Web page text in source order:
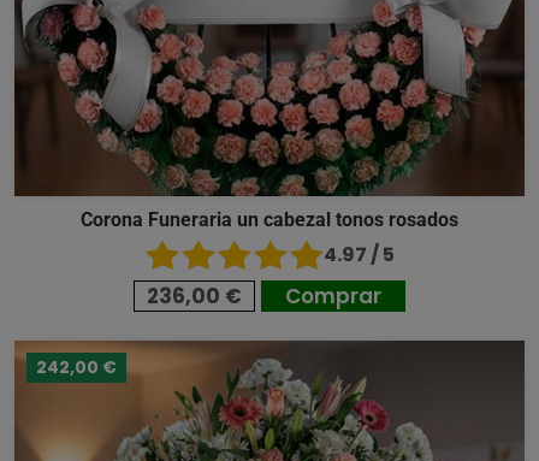
Corona Funeraria un cabezal tonos rosados
4.97 / 5
236,00 € Comprar
242,00 €